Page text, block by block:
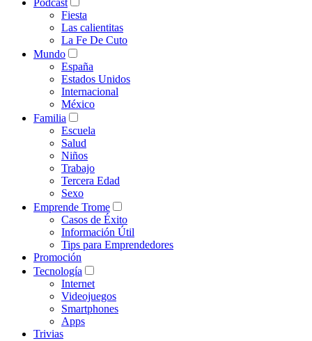
Podcast
Fiesta
Las calientitas
La Fe De Cuto
Mundo
España
Estados Unidos
Internacional
México
Familia
Escuela
Salud
Niños
Trabajo
Tercera Edad
Sexo
Emprende Trome
Casos de Éxito
Información Útil
Tips para Emprendedores
Promoción
Tecnología
Internet
Videojuegos
Smartphones
Apps
Trivias